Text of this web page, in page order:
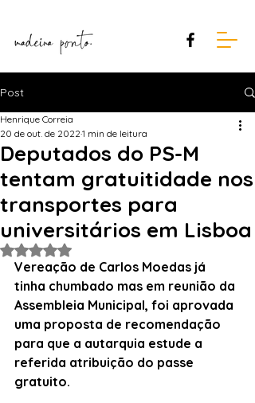
Post
Deputados do PS-M
tentam gratuitidade nos
transportes para
universitários em Lisboa
Henrique Correia
20 de out. de 2022 1 min de leitura
Avaliado com NaN de 5 estrelas.
Vereação de Carlos Moedas já
tinha chumbado mas em reunião da
Assembleia Municipal, foi aprovada
uma proposta de recomendação
para que a autarquia estude a
referida atribuição do passe
gratuito.